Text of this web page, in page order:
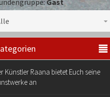
Gast
Künstler Raana bietet Euch seine
an